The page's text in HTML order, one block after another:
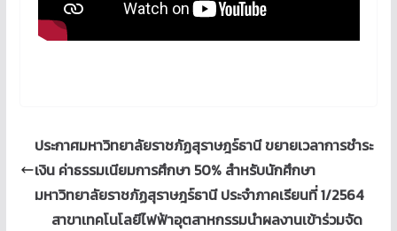
ประกาศมหาวิทยาลัยราชภัฏสุราษฎร์ธานี ขยายเวลาการชำระ
เงิน ค่าธรรมเนียมการศึกษา 50% สำหรับนักศึกษา
มหาวิทยาลัยราชภัฏสุราษฎร์ธานี ประจำภาคเรียนที่ 1/2564
สาขาเทคโนโลยีไฟฟ้าอุตสาหกรรมนำผลงานเข้าร่วมจัด